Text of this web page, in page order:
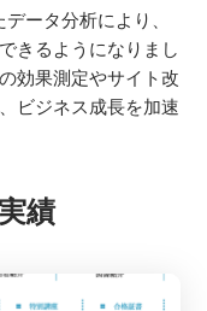
ータ分析により、
きるようになりまし
効果測定やサイト改
ビジネス成長を加速
績